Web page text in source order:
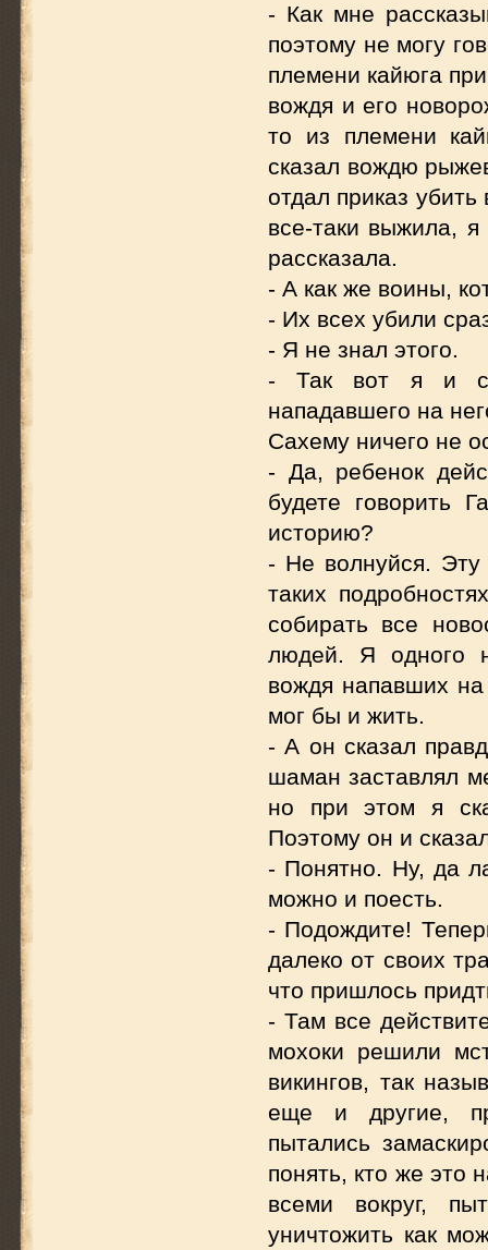
- Как мне
поэтому не могу
племени кайюга
вождя и его
то из племени
сказал вождю
отдал приказ
все-таки выжила,
рассказала.
- А как же воины,
- Их всех убили
- Я не знал этого.
- Так вот я и
нападавшего на
Сахему ничего не
- Да, ребенок
будете говорить
историю?
- Не волнуйся.
таких
собирать все
людей. Я одного
вождя напавших
мог бы и жить.
- А он сказал
шаман заставлял
но при этом я
Поэтому он и
- Понятно. Ну, да
можно и поесть.
- Подождите!
далеко от своих
что пришлось
- Там все
мохоки решили
викингов, так
еще и другие,
пытались
понять, кто же это
всеми вокруг,
уничтожить как